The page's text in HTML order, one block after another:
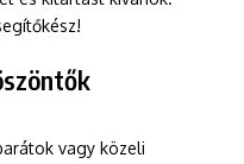
vagy közeli